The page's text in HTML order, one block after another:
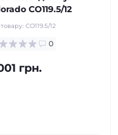
CO119.5/12
CO119.5/12
0
грн.